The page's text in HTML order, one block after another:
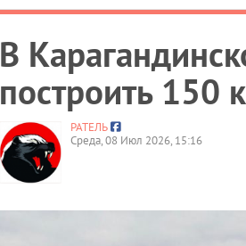
В
построить 150
РАТЕЛЬ
Среда, 08 Июл 2026, 15:16